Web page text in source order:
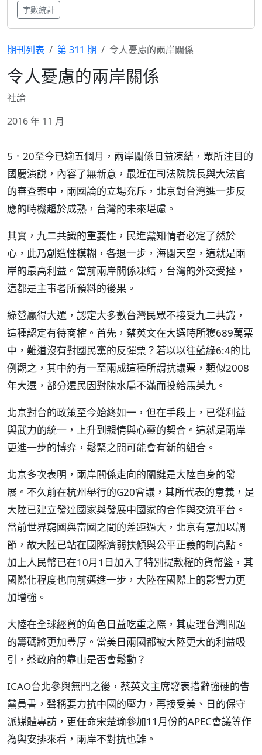
字數統計
期刊列表 第 311 期 令人憂慮的兩岸關係
令人憂慮的兩岸關係
社論
2016 年 11 月
5．20至今已逾五個月，兩岸關係日益凍結，眾所注目的
國慶演說，內容了無新意，最近在司法院院長與大法官
的審查案中，兩國論的立場充斥，北京對台灣進一步反
應的時機趨於成熟，台灣的未來堪慮。
其實，九二共識的重要性，民進黨知情者必定了然於
心，此乃創造性模糊，各退一步，海闊天空，這就是兩
岸的最高利益。當前兩岸關係凍結，台灣的外交受挫，
這都是主事者所預料的後果。
綠營贏得大選，認定大多數台灣民眾不接受九二共識，
這種認定有待商榷。首先，蔡英文在大選時所獲689萬票
中，難道沒有對國民黨的反彈票？若以以往藍綠6:4的比
例觀之，其中約有一至兩成這種所謂抗議票，類似2008
年大選，部分選民因對陳水扁不滿而投給馬英九。
北京對台的政策至今始終如一，但在手段上，已從利益
與武力的統一，上升到親情與心靈的契合。這就是兩岸
更進一步的博弈，鬆緊之間可能會有新的組合。
北京多次表明，兩岸關係走向的關鍵是大陸自身的發
展。不久前在杭州舉行的G20會議，其所代表的意義，是
大陸已建立發達國家與發展中國家的合作與交流平台。
當前世界窮國與富國之間的差距過大，北京有意加以調
節，故大陸已站在國際濟弱扶傾與公平正義的制高點。
加上人民幣已在10月1日加入了特別提款權的貨幣籃，其
國際化程度也向前邁進一步，大陸在國際上的影響力更
加增強。
大陸在全球經貿的角色日益吃重之際，其處理台灣問題
的籌碼將更加豐厚。當美日兩國都被大陸更大的利益吸
引，蔡政府的靠山是否會鬆動？
ICAO台北參與無門之後，蔡英文主席發表措辭強硬的告
黨員書，聲稱要力抗中國的壓力，再接受美、日的保守
派媒體專訪，更任命宋楚瑜參加11月份的APEC會議等作
為與安排來看，兩岸不對抗也難。